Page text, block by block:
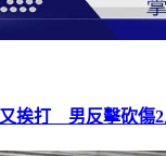
挨打 男反擊砍傷2